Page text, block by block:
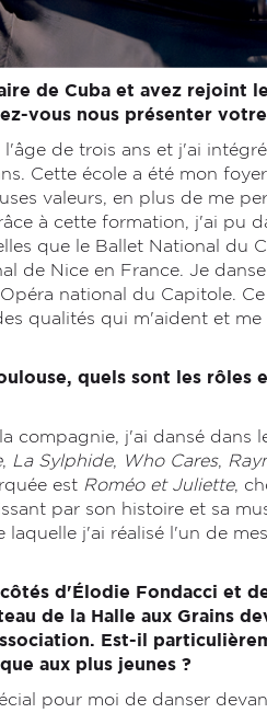
de Cuba et avez rejoint
vous nous présenter
de trois ans et j'ai
Cette école a été mon
valeurs, en plus de me
à cette formation, j'ai pu
que le Ballet National du
de Nice en France. Je
national du Capitole.
qualités qui m'aident et
quels sont les
compagnie, j'ai dansé dans
, La Sylphide, Who Cares,
est Roméo et Juliette,
par son histoire et sa
j'ai réalisé l'un de
d'Élodie Fondacci et
de la Halle aux Grains
Est-il
aux plus jeunes ?
pour moi de danser